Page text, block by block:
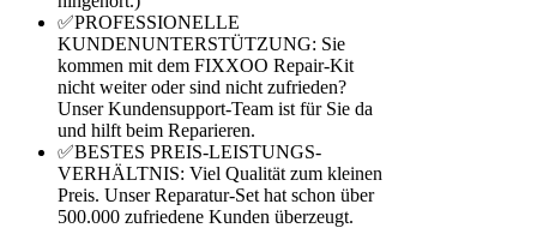
✅PROFESSIONELLE
KUNDENUNTERSTÜTZUNG: Sie
kommen mit dem FIXXOO Repair-Kit
nicht weiter oder sind nicht zufrieden?
Unser Kundensupport-Team ist für Sie da
und hilft beim Reparieren.
✅BESTES PREIS-LEISTUNGS-
VERHÄLTNIS: Viel Qualität zum kleinen
Preis. Unser Reparatur-Set hat schon über
500.000 zufriedene Kunden überzeugt.